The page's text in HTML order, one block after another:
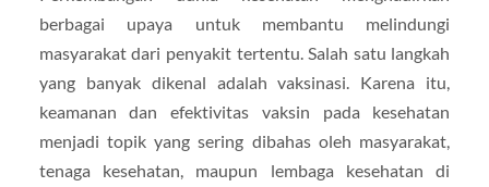
berbagai upaya untuk membantu melindungi
masyarakat dari penyakit tertentu. Salah satu langkah
yang banyak dikenal adalah vaksinasi. Karena itu,
keamanan dan efektivitas vaksin pada kesehatan
menjadi topik yang sering dibahas oleh masyarakat,
tenaga kesehatan, maupun lembaga kesehatan di